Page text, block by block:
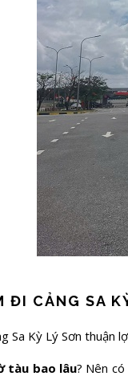
ĐI CẢNG SA
Sa Kỳ Lý Sơn thuận
tàu bao lâu? Nên